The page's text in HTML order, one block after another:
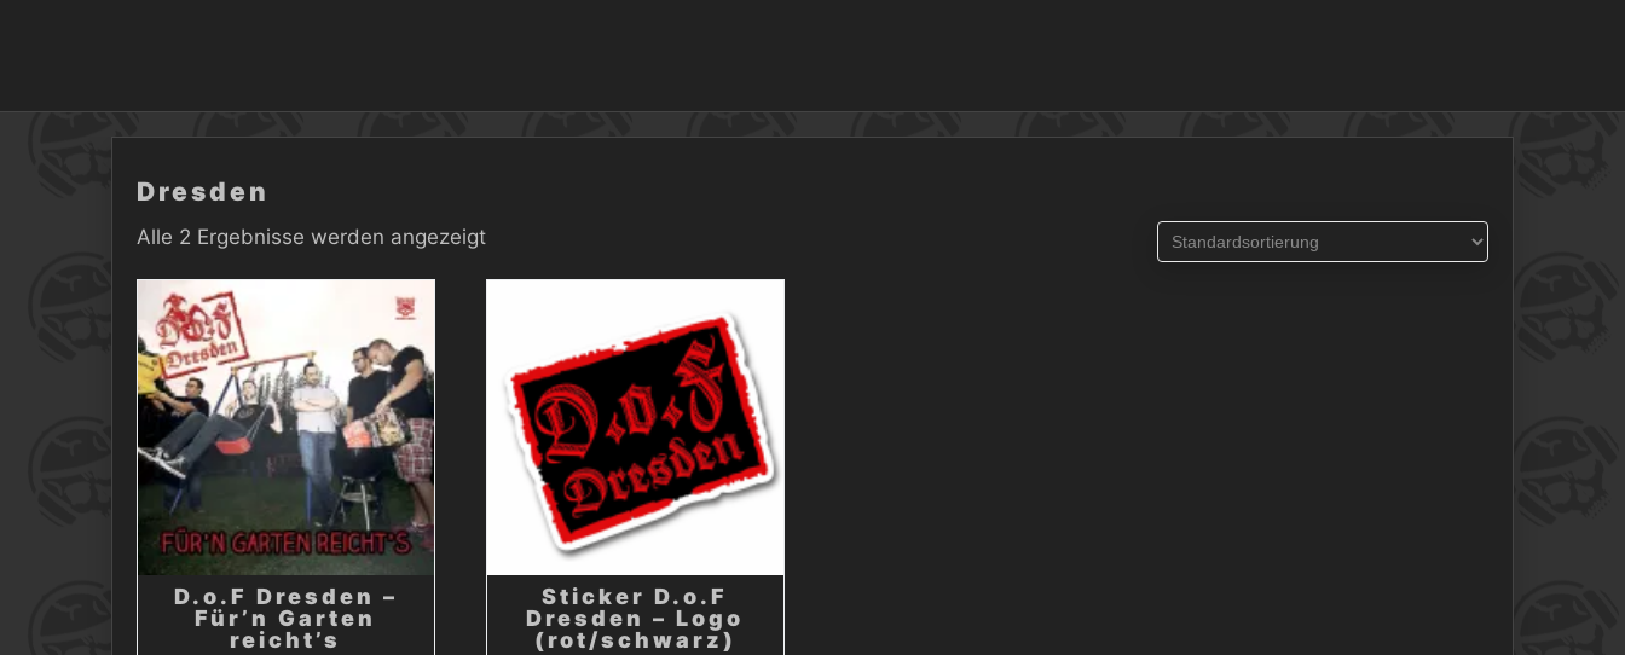
Dresden
Alle 2 Ergebnisse werden angezeigt
D.o.F Dresden –
Für’n Garten
reicht’s
Sticker D.o.F
Dresden – Logo
(rot/schwarz)